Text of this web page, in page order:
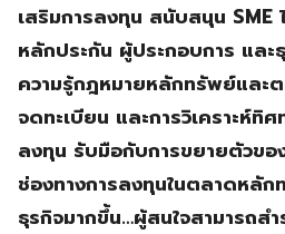
เสริมการลงทุน สนับสนุน SME
หลักประกัน ผู้ประกอบการ และ
ความรู้กฎหมายหลักทรัพย์และ
จดทะเบียน และการวิเคราะห์ทิศ
ลงทุน รับมือกับการขยายตัวขอ
ช่องทางการลงทุนในตลาดหลัก
ธุรกิจมากขึ้น…ผู้สนใจสามารถส